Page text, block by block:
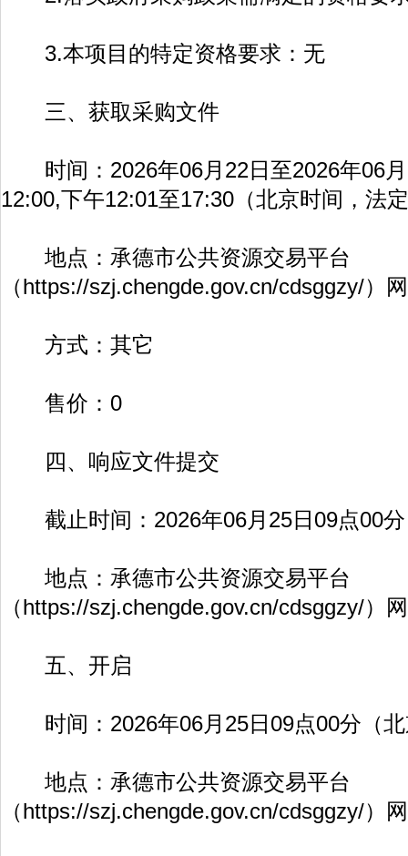
3.本项目的特定资格要求：无
三、获取采购文件
时间：2026年06月22日至2026年06月
12:00,下午12:01至17:30（北京时间，法
地点：承德市公共资源交易平台
（https://szj.chengde.gov.cn/cdsggzy/）
方式：其它
售价：0
四、响应文件提交
截止时间：2026年06月25日09点00分
地点：承德市公共资源交易平台
（https://szj.chengde.gov.cn/cdsggzy/）
五、开启
时间：2026年06月25日09点00分（北
地点：承德市公共资源交易平台
（https://szj.chengde.gov.cn/cdsggzy/）